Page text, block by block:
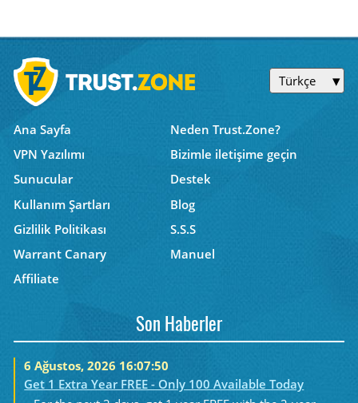
Türkçe
Ana Sayfa
Neden Trust.Zone?
VPN Yazılımı
Bizimle iletişime geçin
Sunucular
Destek
Kullanım Şartları
Blog
Gizlilik Politikası
S.S.S
Warrant Canary
Manuel
Affiliate
Son Haberler
6 Ağustos, 2026 16:07:50
Get 1 Extra Year FREE - Only 100 Available Today